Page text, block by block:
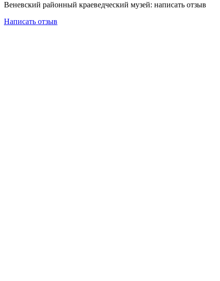
Веневский районный краеведческий музей: написать отзыв
Написать отзыв